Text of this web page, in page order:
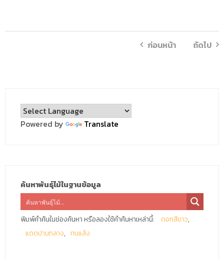
ก่อนหน้า ถัดไป
Powered by Translate
ค้นหาพันธุ์ไม้ในฐานข้อมูล
พิมพ์คำค้นในช่องค้นหา หรือลองใช้คำค้นหาเหล่านี้:
ดอกสีขาว
แดดปานกลาง
ทนแล้ง